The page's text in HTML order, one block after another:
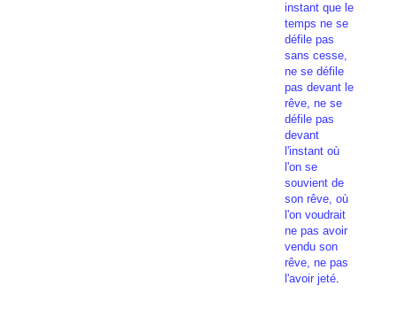
instant que le
temps ne se
défile pas
sans cesse,
ne se défile
pas devant le
rêve, ne se
défile pas
devant
l'instant où
l'on se
souvient de
son rêve, où
l'on voudrait
ne pas avoir
vendu son
rêve, ne pas
l'avoir jeté.